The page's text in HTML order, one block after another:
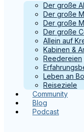
Der große
Der große
Der große
Der große
Allein auf
Kabinen &
Reedereien
Leben an
Reiseziele
Community
Blog
Podcast